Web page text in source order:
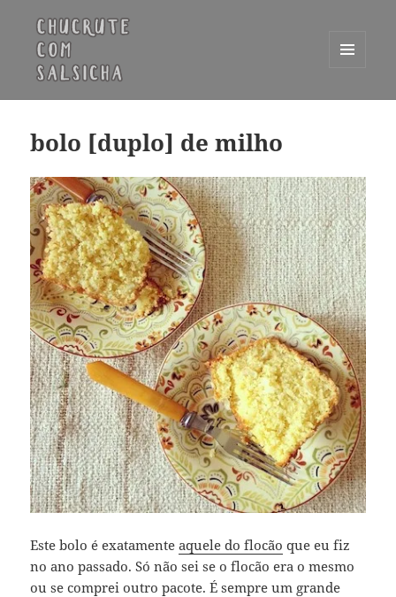
WIDGETS
bolo [duplo] de milho
Este bolo é exatamenteaquele do flocão que eu fiz
no ano passado. Só não sei se o flocão era o mesmo
ou se comprei outro pacote. É sempre um grande